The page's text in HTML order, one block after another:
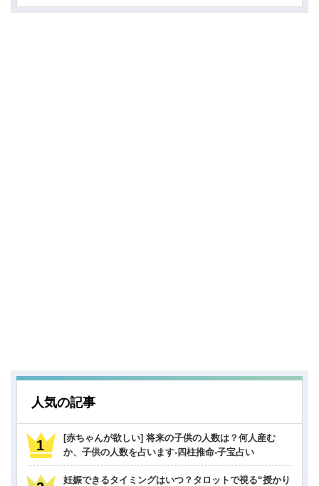
人気の記事
[赤ちゃんが欲しい] 将来の子供の人数は？何人産む
か、子供の人数を占います-四柱推命-子宝占い
妊娠できるタイミングはいつ？タロットで視る“授かり